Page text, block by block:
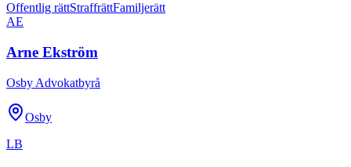
Offentlig rättStraffrättFamiljerätt
AE
Arne Ekström
Osby Advokatbyrå
Osby
LB